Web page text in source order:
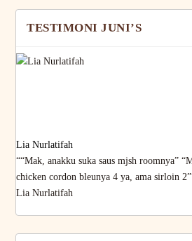
TESTIMONI JUNI’S
Lia Nurlatifah
““Mak, anakku suka saus mjsh roomnya”
chicken cordon bleunya 4 ya, ama sirloin
Lia Nurlatifah